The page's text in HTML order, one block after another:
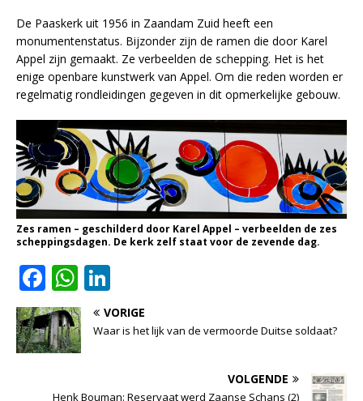
De Paaskerk uit 1956 in Zaandam Zuid heeft een
monumentenstatus. Bijzonder zijn de ramen die door Karel
Appel zijn gemaakt. Ze verbeelden de schepping. Het is het
enige openbare kunstwerk van Appel. Om die reden worden er
regelmatig rondleidingen gegeven in dit opmerkelijke gebouw.
Zes ramen – geschilderd door Karel Appel – verbeelden de zes
scheppingsdagen. De kerk zelf staat voor de zevende dag.
F
a
c
e
W
h
at
s
n
k
VORIGE
Waar is het lijk van de vermoorde Duitse soldaat?
VOLGENDE
Henk Bouman: Reservaat werd Zaanse Schans (2)